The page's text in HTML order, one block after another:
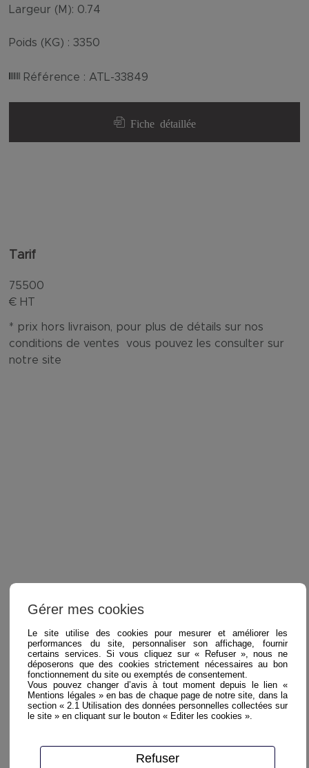
Largeur (M): 0.74
Poids (KG) : 3350
Référence : ATL-33849
Fiche détaillée
Tarif
75500
€ HT
* prix hors livraison, pour plus de détails sur nos
conditions de ventes vous pouvez les consulter sur
notre site
Gérer mes cookies
Le site utilise des cookies pour mesurer et améliorer les
performances du site, personnaliser son affichage, fournir
certains services. Si vous cliquez sur « Refuser », nous ne
déposerons que des cookies strictement nécessaires au bon
fonctionnement du site ou exemptés de consentement.
Vous pouvez changer d’avis à tout moment depuis le lien «
Mentions légales » en bas de chaque page de notre site, dans la
section « 2.1 Utilisation des données personnelles collectées sur
le site » en cliquant sur le bouton « Editer les cookies ».
Refuser